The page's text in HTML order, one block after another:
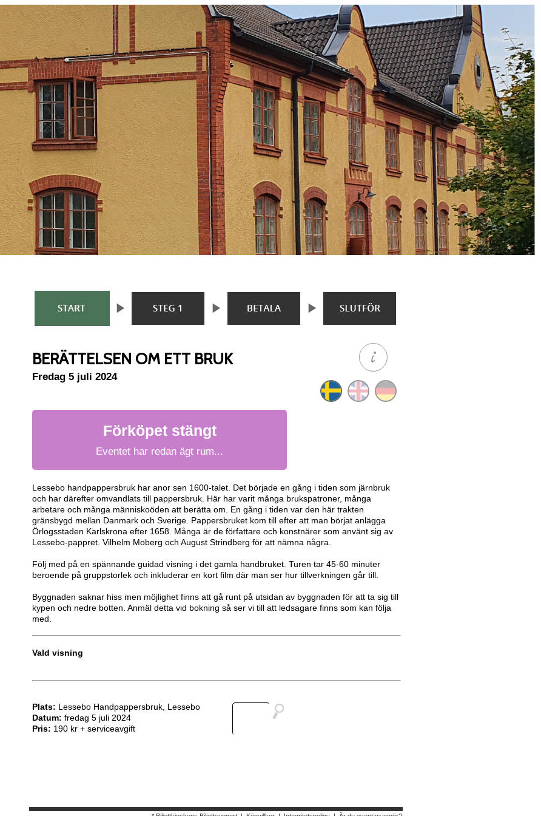
BERÄTTELSEN OM ETT BRUK
Fredag 5 juli 2024
Förköpet stängt
Eventet har redan ägt rum...
Lessebo handpappersbruk har anor sen 1600-talet. Det började en gång i tiden som järnbruk
och har därefter omvandlats till pappersbruk. Här har varit många brukspatroner, många
arbetare och många människoöden att berätta om. En gång i tiden var den här trakten
gränsbygd mellan Danmark och Sverige. Pappersbruket kom till efter att man börjat anlägga
Örlogsstaden Karlskrona efter 1658. Många är de författare och konstnärer som använt sig av
Lessebo-pappret. Vilhelm Moberg och August Strindberg för att nämna några.
Följ med på en spännande guidad visning i det gamla handbruket. Turen tar 45-60 minuter
beroende på gruppstorlek och inkluderar en kort film där man ser hur tillverkningen går till.
Byggnaden saknar hiss men möjlighet finns att gå runt på utsidan av byggnaden för att ta sig till
kypen och nedre botten. Anmäl detta vid bokning så ser vi till att ledsagare finns som kan följa
med.
Vald visning
Plats: Lessebo Handpappersbruk, Lessebo
Datum: fredag 5 juli 2024
Pris: 190 kr + serviceavgift